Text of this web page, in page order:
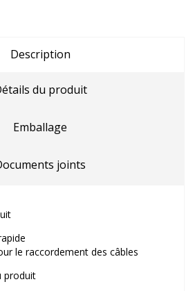
Description
du produit
Emballage
joints
le raccordement des câbles
produit